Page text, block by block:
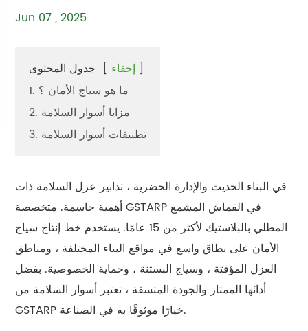
Jun 07 , 2025
جدول المحتوى [ إخفاء ]
1. ما هو سياج الأمان ؟
2. مزايا أسوار السلامة
3. تطبيقات أسوار السلامة
في البناء الحديث والإدارة الحضرية ، تدابير عزل السلامة ذات
أهمية حاسمة. متخصصة GSTARP في القماش المشمع
المطلي بالبلاستيك لأكثر من 15 عامًا. يستخدم خط إنتاج سياج
الأمان على نطاق واسع في مواقع البناء المختلفة ، ومناطق
العزل المؤقتة ، وسياج البستنة ، وحماية الخصوصية. بفضل
أدائها الممتاز والجودة المتسقة ، تعتبر أسوار السلامة من
GSTARP خيارًا موثوقًا به في الصناعة.